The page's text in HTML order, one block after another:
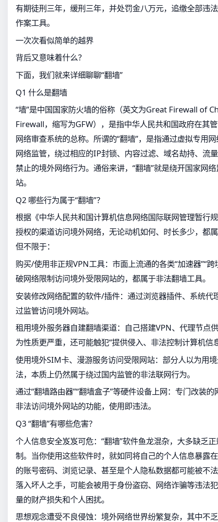
有期徒刑三年，缓刑三年，并处罚金八万元，追缴全部违
作案工具。
一次次看似简单的越界
背后又意味着什么？
下面，我们就来详细聊聊“翻墙”
Q1 什么是翻墙
“墙”是中国国家防火墙的俗称（英文为Great Firewall of
Firewall，缩写为GFW），是指中华人民共和国政府在其
网络审查系统的总称。所谓的“翻墙”，是指通过虚拟专用
网络监管，绕过相应的IP封锁、内容过滤、域名劫持、流
禁止的境外网络行为。通俗来讲，“翻墙”就是绕开国家网
站。
Q2 哪些行为属于“翻墙”？
根据《中华人民共和国计算机信息网络国际联网管理暂行
授权的渠道访问境外网络，无论动机如何、时长多少，都
但不限于：
购买/使用非正规VPN工具：市面上流通的各类“加速器”“
破网络限制访问境外受限网站的，都属于非法翻墙工具。
安装修改网络配置的软件/插件：通过浏览器插件、系统代
过监管访问境外网站。
租用境外服务器自建翻墙渠道：自己搭建VPN、代理节点
为性质更严重，还可能触犯“提供侵入、非法控制计算机信
使用境外SIM卡、漫游服务访问受限网站：部分人以为用
法，本质上仍然属于绕过国内监管的非法联网行为。
通过“翻墙路由器”“翻墙盒子”等硬件设备上网：专门改装
非法访问境外网站的功能，使用即违法。
Q3 “翻墙”有哪些危害？
个人信息安全岌岌可危：“翻墙”软件鱼龙混杂，大多缺乏
制。当你使用这些软件时，就如同将自己的个人信息暴露
的账号密码、浏览记录、甚至是个人隐私数据都可能被不
落入坏人之手，可能会被用于身份盗窃、网络诈骗等违法
量的财产损失和个人困扰。
思想观念遭受不良侵蚀：境外网络世界纷繁复杂，其中不